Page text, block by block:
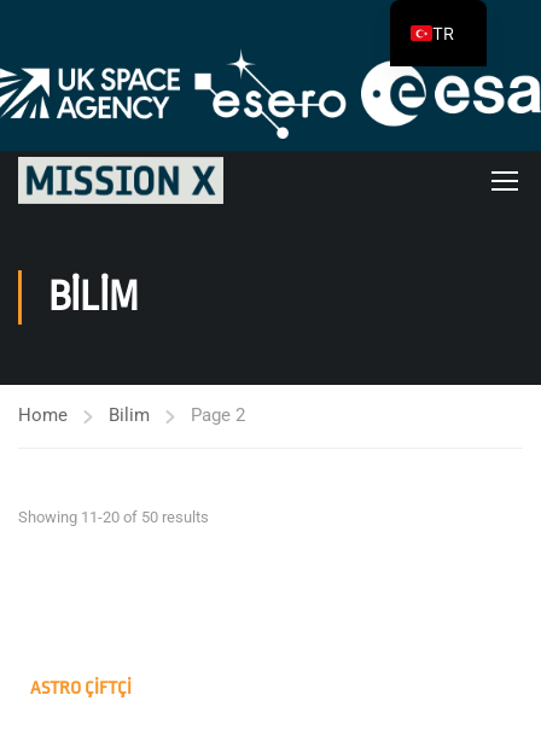
BILIM
Home Bilim Page 2
Showing 11-20 of 50 results
ASTRO ÇIFTÇI
TR